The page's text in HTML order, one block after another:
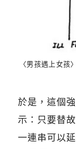
〈男孩遇上女孩
於是，這個
示：只要替
一連串可以